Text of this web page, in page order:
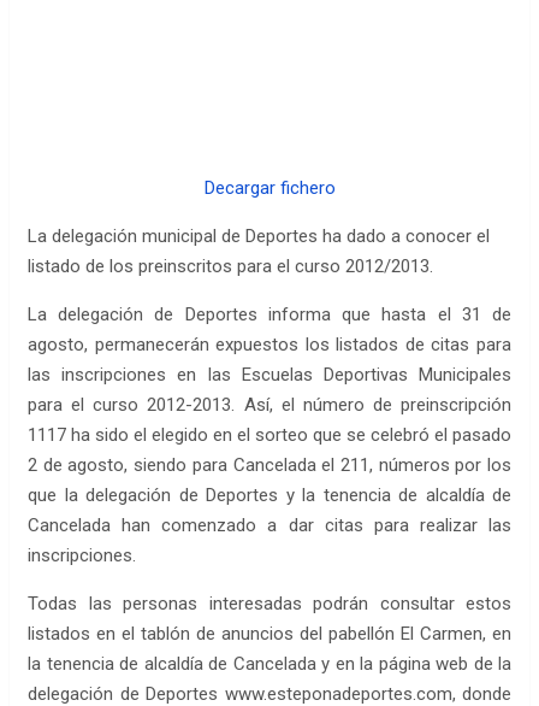
Decargar fichero
La delegación municipal de Deportes ha dado a conocer el
listado de los preinscritos para el curso 2012/2013.
La delegación de Deportes informa que hasta el 31 de
agosto, permanecerán expuestos los listados de citas para
las inscripciones en las Escuelas Deportivas Municipales
para el curso 2012-2013. Así, el número de preinscripción
1117 ha sido el elegido en el sorteo que se celebró el pasado
2 de agosto, siendo para Cancelada el 211, números por los
que la delegación de Deportes y la tenencia de alcaldía de
Cancelada han comenzado a dar citas para realizar las
inscripciones.
Todas las personas interesadas podrán consultar estos
listados en el tablón de anuncios del pabellón El Carmen, en
la tenencia de alcaldía de Cancelada y en la página web de la
delegación de Deportes www.esteponadeportes.com, donde